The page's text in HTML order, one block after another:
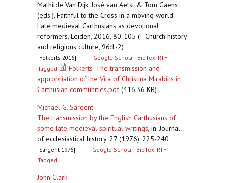
Mathilde Van Dijk, José van Aelst & Tom Gaens
(eds.), Faithful to the Cross in a moving world:
Late medieval Carthusians as devotional
reformers, Leiden, 2016, 80-105 (= Church history
and religious culture, 96:1-2)
[Folkerts 2016] Google Scholar BibTex RTF
Tagged
Folkerts_The transmission and
appropriation of the Vita of Christina Mirabilis in
Carthusian communities.pdf(416.36 KB)
Michael G. Sargent
The transmission by the English Carthusians of
some late medieval spiritual writings, in: Journal
of ecclesiastical history, 27 (1976), 225-240
[Sargent 1976] Google Scholar BibTex RTF
Tagged
John Clark